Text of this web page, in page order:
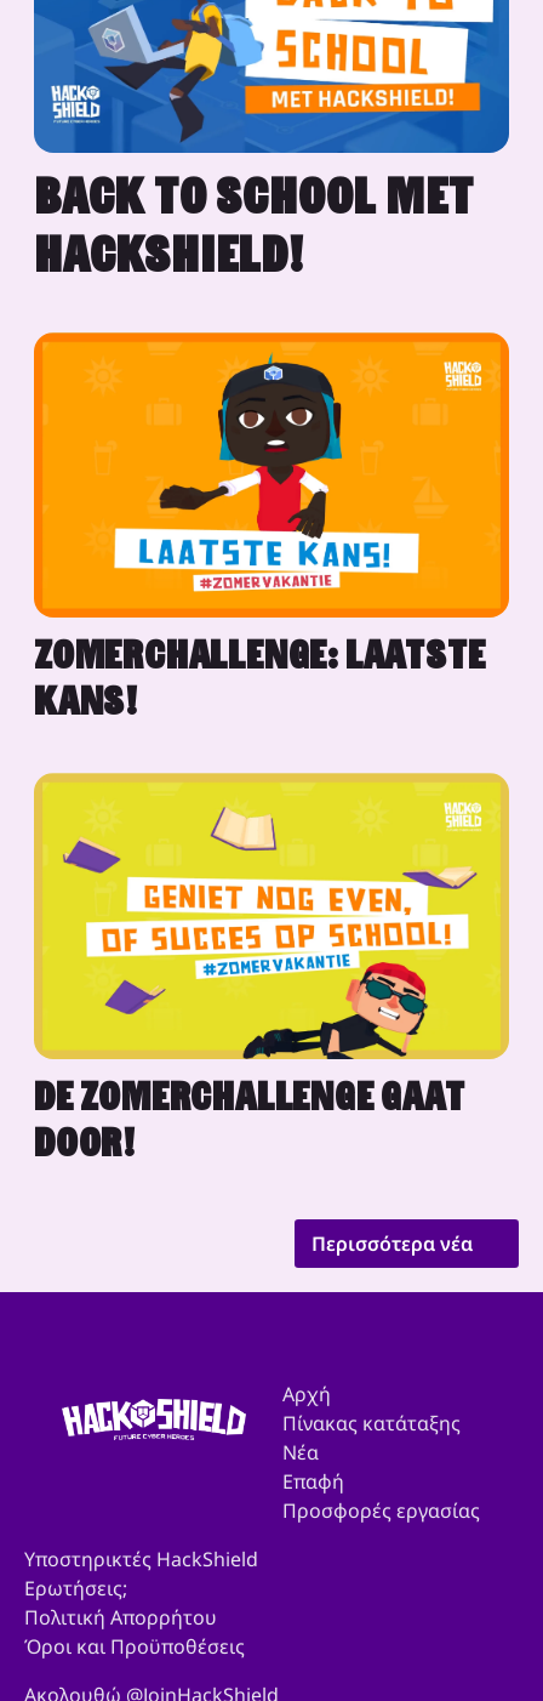
BACK TO SCHOOL MET
HACKSHIELD!
ZOMERCHALLENGE: LAATSTE
KANS!
DE ZOMERCHALLENGE GAAT
DOOR!
Περισσότερα νέα
Αρχή
Πίνακας κατάταξης
Νέα
Επαφή
Προσφορές εργασίας
Υποστηρικτές HackShield
Ερωτήσεις;
Πολιτική Απορρήτου
Όροι και Προϋποθέσεις
Ακολουθώ @JoinHackShield